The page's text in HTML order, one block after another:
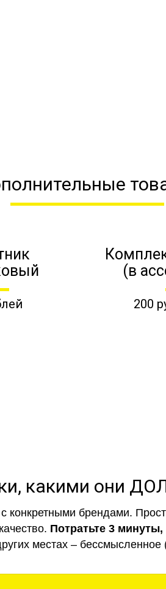
(в
200
какими они
брендами.
Потратьте 3
местах –